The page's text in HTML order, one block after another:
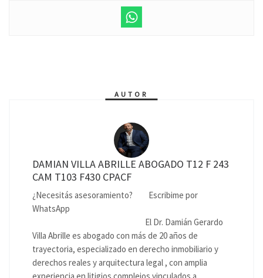
AUTOR
DAMIAN VILLA ABRILLE ABOGADO T12 F 243
CAM T103 F430 CPACF
¿Necesitás asesoramiento?
Escribime por
WhatsApp
El Dr. Damián Gerardo
Villa Abrille es abogado con más de 20 años de
trayectoria, especializado en derecho inmobiliario y
derechos reales y arquitectura legal , con amplia